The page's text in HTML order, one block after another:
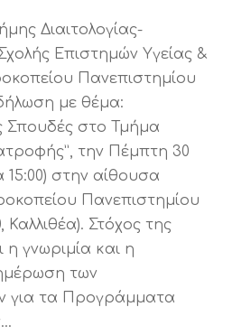
Διαιτολογίας-
Επιστημών Υγείας &
Πανεπιστημίου
με θέμα:
Σπουδές στο Τμήμα
την Πέμπτη 30
15:00) στην αίθουσα
Πανεπιστημίου
Καλλιθέα). Στόχος της
η γνωριμία και η
των
για τα Προγράμματα